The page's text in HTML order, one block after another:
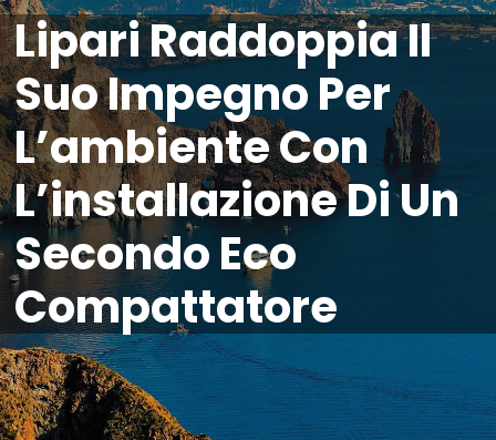
Lipari Raddoppia Il
Suo Impegno Per
L’ambiente Con
L’installazione Di Un
Secondo Eco
Compattatore